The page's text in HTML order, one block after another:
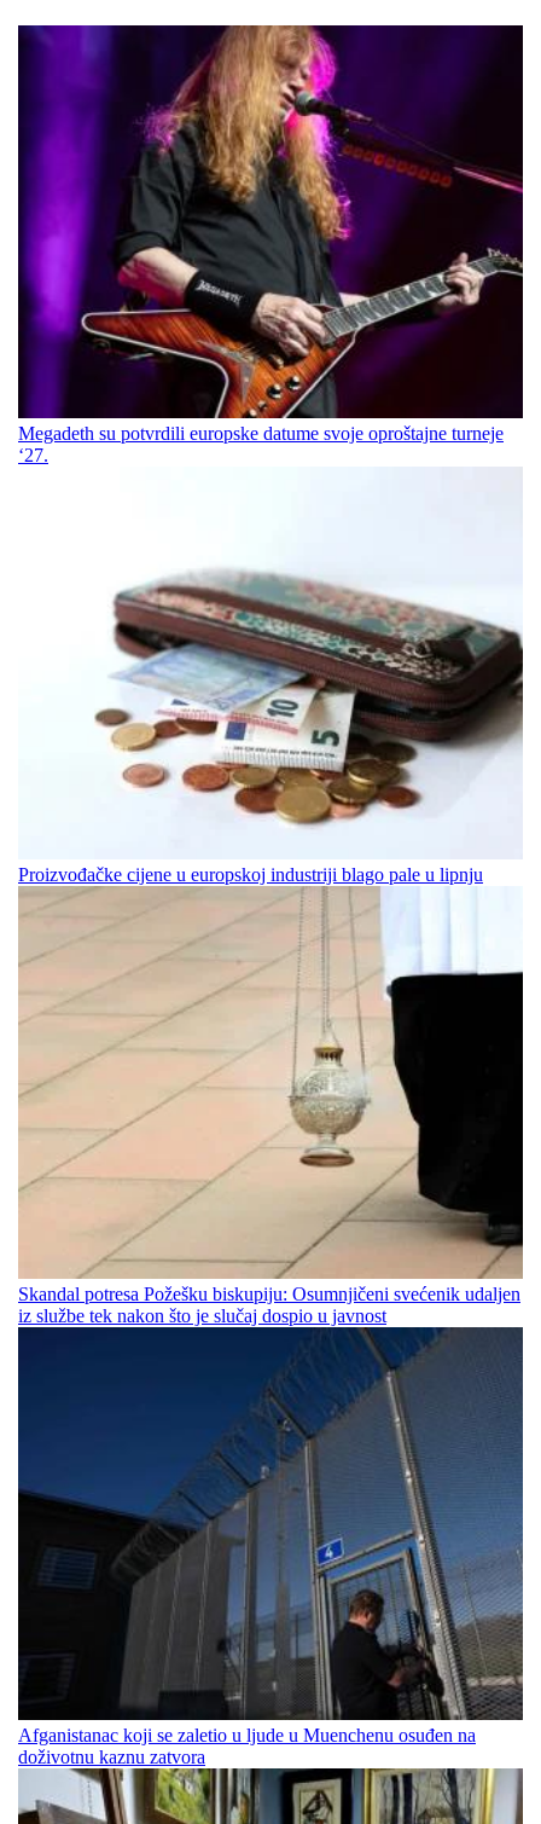
Megadeth su potvrdili europske datume svoje oproštajne turneje
‘27.
Proizvođačke cijene u europskoj industriji blago pale u lipnju
Skandal potresa Požešku biskupiju: Osumnjičeni svećenik udaljen
iz službe tek nakon što je slučaj dospio u javnost
Afganistanac koji se zaletio u ljude u Muenchenu osuđen na
doživotnu kaznu zatvora